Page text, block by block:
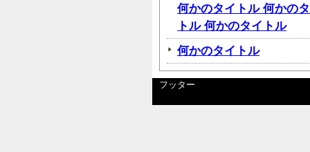
何かのタイトル 何かの
トル 何かのタイトル
何かのタイトル
フッター